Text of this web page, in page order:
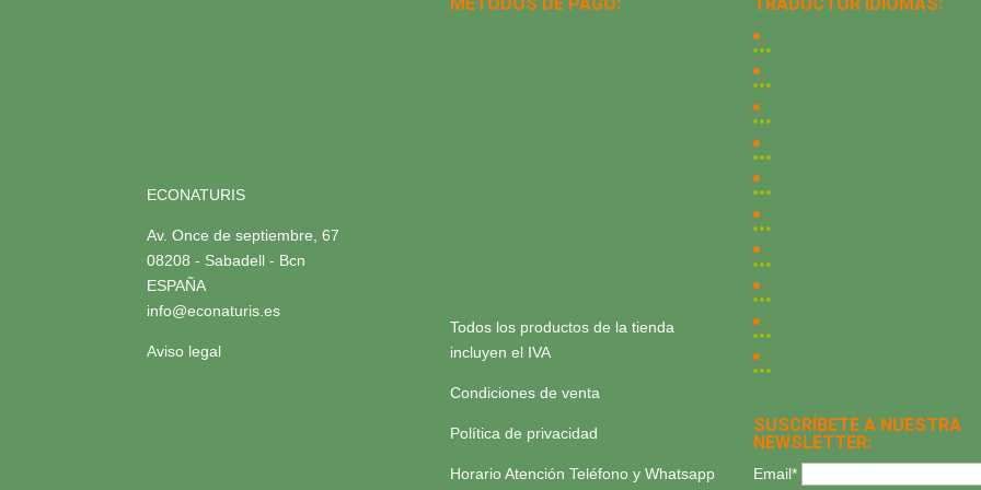
ECONATURIS
Av. Once de septiembre, 67
08208 - Sabadell - Bcn
ESPAÑA
info@econaturis.es
Aviso legal
Todos los productos de la tienda
incluyen el IVA
Condiciones de venta
Política de privacidad
Horario Atención Teléfono y Whatsapp
SUSCRÍBETE A NUESTRA
NEWSLETTER:
Email*